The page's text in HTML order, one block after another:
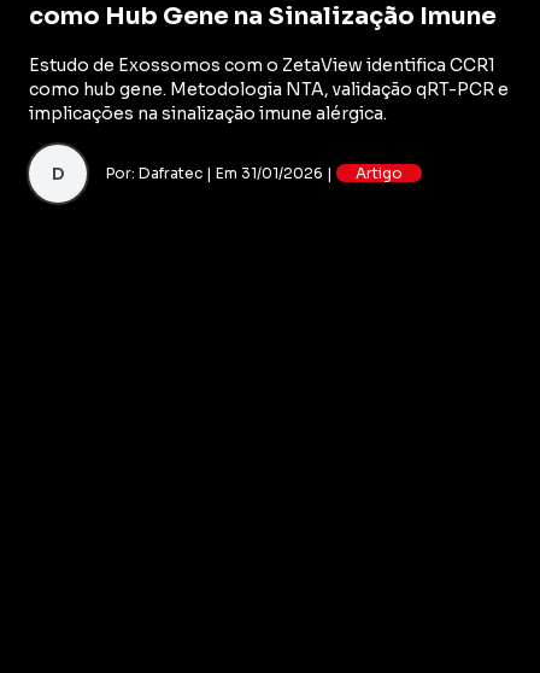
como Hub Gene na Sinalização Imune
Estudo de Exossomos com o ZetaView identifica CCR1
como hub gene. Metodologia NTA, validação qRT-PCR e
implicações na sinalização imune alérgica.
D Por: Dafratec | Em 31/01/2026 | Artigo